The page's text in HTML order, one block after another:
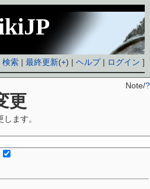
検索 |最終更新(+) |ヘルプ| ログイン ]
更
Note/?
ます。